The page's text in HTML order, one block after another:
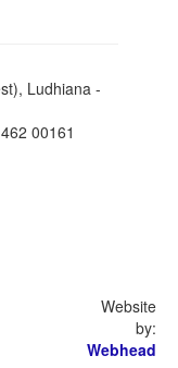
Ludhiana -
00161
Website
by:
Webhead